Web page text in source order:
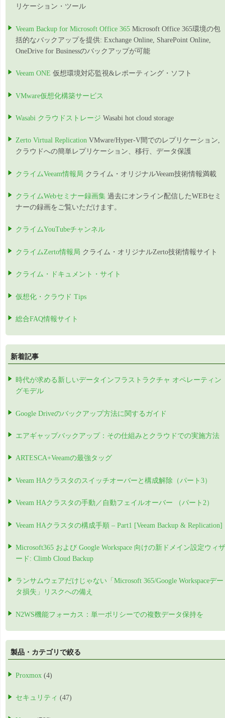
リケーション・ツール
Veeam Backup for Microsoft Office 365 Microsoft Office 365環境の包
括的なバックアップを提供: Exchange Online, SharePoint Online,
OneDrive for Businessのバックアップが可能
Veeam ONE 仮想環境対応監視&レポーティング・ソフト
VMware仮想化構築サービス
Wasabi クラウドストレージ Wasabi hot cloud storage
Zerto Virtual Replication VMware/Hyper-V間でのレプリケーション,
クラウドへの簡単レプリケーション、移行、データ保護
クライムVeeam情報局 クライム・オリジナルVeeam技術情報満載
クライムWebセミナー録画集 過去にオンライン配信したWEBセミ
ナーの録画をご覧いただけます。
クライムYouTubeチャンネル
クライムZerto情報局 クライム・オリジナルZerto技術情報サイト
クライム・ドキュメント・サイト
仮想化・クラウド Tips
総合FAQ情報サイト
新着記事
時代が求める新しいデータインフラストラクチャ オペレーティン
グモデル
Google Driveのバックアップ方法に関するガイド
エアギャップバックアップ：その仕組みとクラウドでの実施方法
ARTESCA+Veeamの最強タッグ
Veeam HAクラスタのスイッチオーバーと構成解除（パート3）
Veeam HAクラスタの手動／自動フェイルオーバー （パート2）
Veeam HAクラスタの構成手順 – Part1 [Veeam Backup & Replication]
Microsoft365 および Google Workspace 向けの新ドメイン設定ウィザ
ード: Climb Cloud Backup
ランサムウェアだけじゃない「Microsoft 365/Google Workspaceデー
タ損失」リスクへの備え
N2WS機能フォーカス：単一ポリシーでの複数データ保持を
製品・カテゴリで絞る
Proxmox (4)
セキュリティ (47)